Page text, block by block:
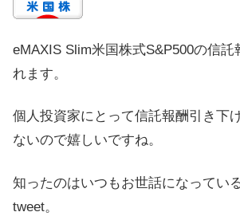
eMAXIS Slim米国株式S&P500の信託
れます。
個人投資家にとって信託報酬引き下
ないので嬉しいですね。
知ったのはいつもお世話になってい
tweet。